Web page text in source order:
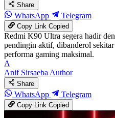
Share
WhatsApp Telegram
Copy LinkCopied
Redmi K90 Ultra segera hadir
pendingin aktif, dibanderol
performa gaming maksimal.
A
Anif SirsaebaAuthor
Share
WhatsApp Telegram
Copy LinkCopied